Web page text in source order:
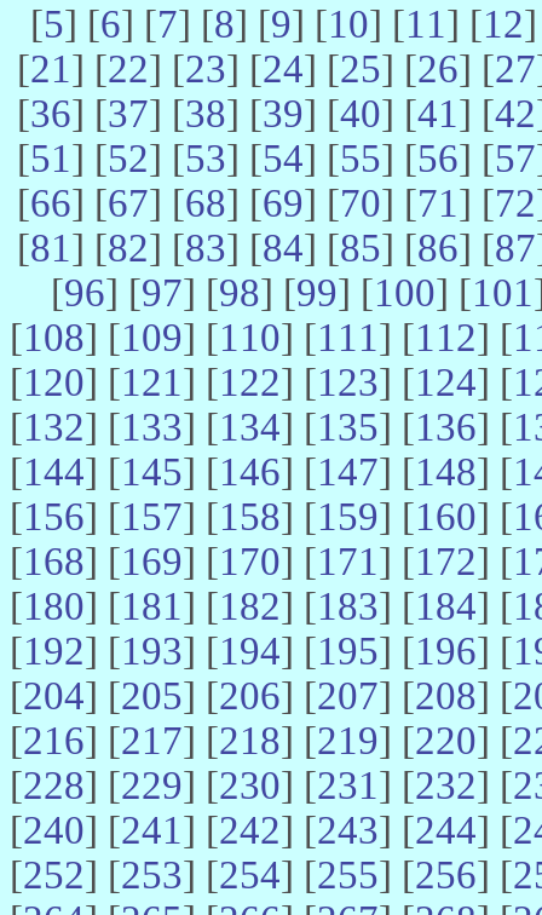
[5] [6] [7] [8] [9] [10] [11] [12
[21] [22] [23] [24] [25] [26] [27
[36] [37] [38] [39] [40] [41] [42
[51] [52] [53] [54] [55] [56] [57
[66] [67] [68] [69] [70] [71] [72
[81] [82] [83] [84] [85] [86] [87
[96] [97] [98] [99] [100] [101
[108] [109] [110] [111] [112] [
[120] [121] [122] [123] [124] [
[132] [133] [134] [135] [136] [
[144] [145] [146] [147] [148] [
[156] [157] [158] [159] [160] [
[168] [169] [170] [171] [172] [
[180] [181] [182] [183] [184] [
[192] [193] [194] [195] [196] [
[204] [205] [206] [207] [208] [
[216] [217] [218] [219] [220] [
[228] [229] [230] [231] [232] [
[240] [241] [242] [243] [244] [
[252] [253] [254] [255] [256] [